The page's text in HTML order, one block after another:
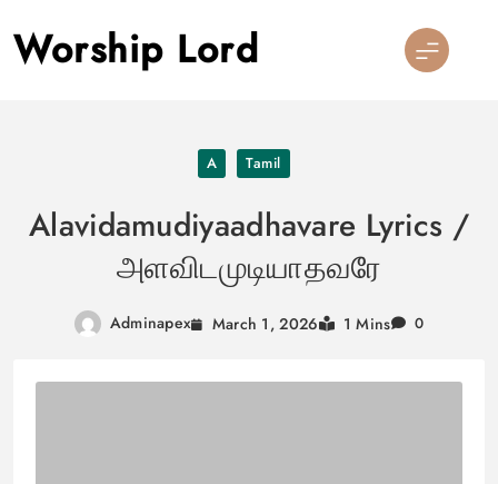
to
content
Worship Lord
A Tamil
Alavidamudiyaadhavare Lyrics /
அளவிடமுடியாதவரே
Adminapex March 1, 2026 1 Mins 0